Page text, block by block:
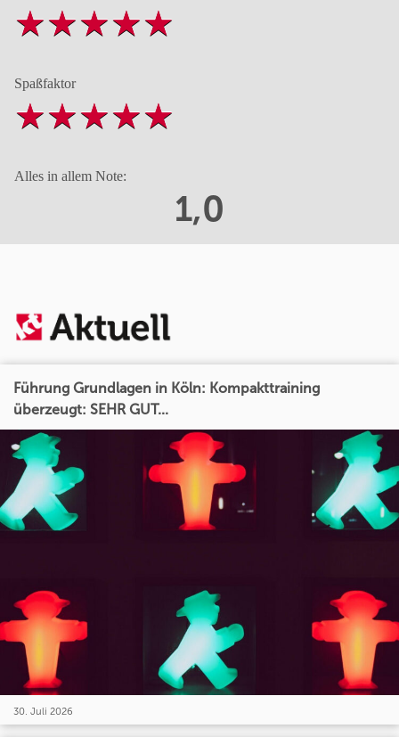
Spaßfaktor
Alles in allem Note:
1,0
Führung Grundlagen in Köln: Kompakttraining
überzeugt: SEHR GUT...
30. Juli 2026